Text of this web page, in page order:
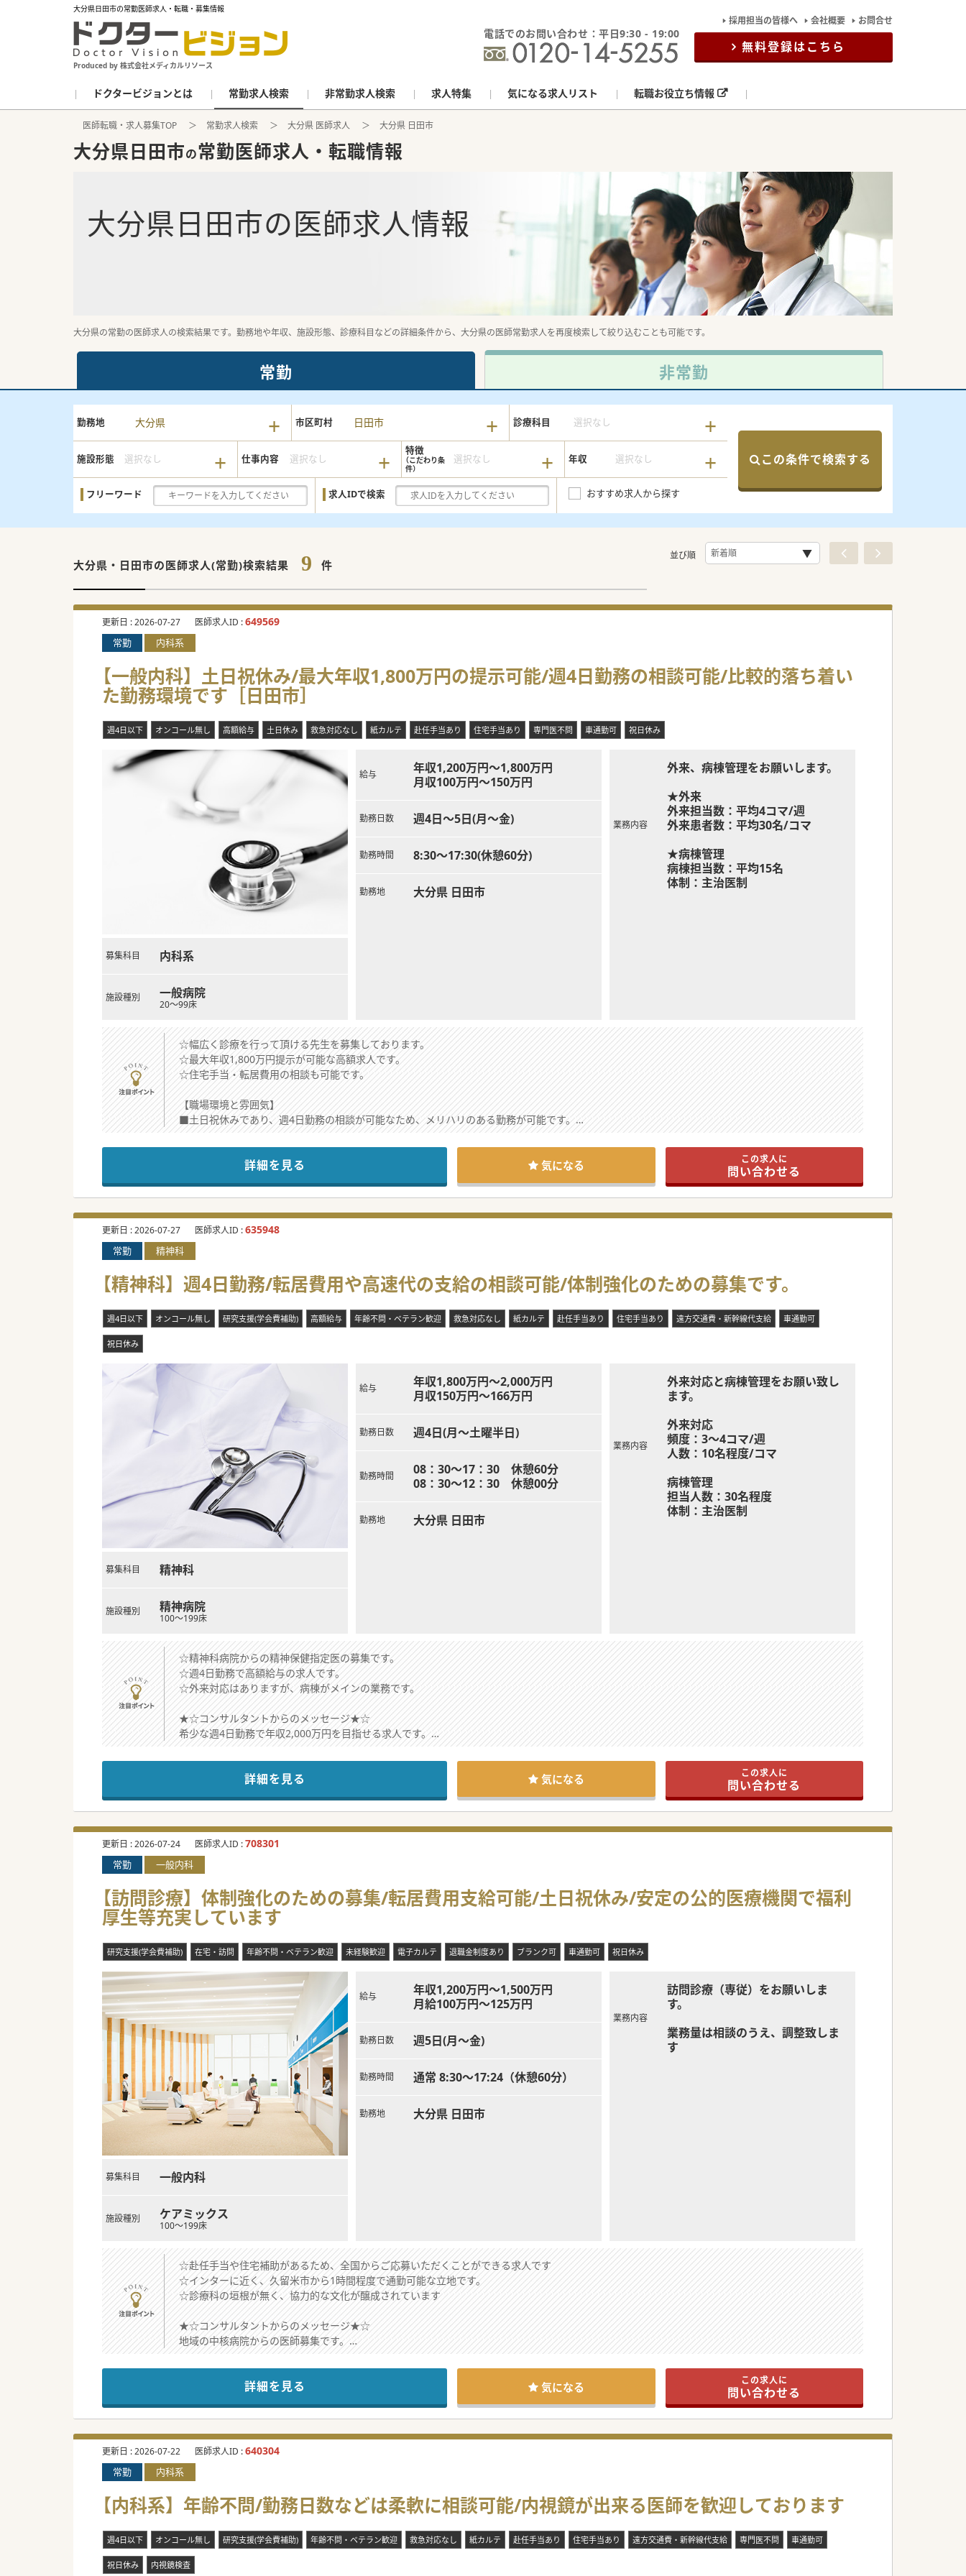
大分県日田市の常勤医師求人・転職・募集情報
Produced by 株式会社メディカルリソース
電話でのお問い合わせ：平日9:30 - 19:00
採用担当の皆様へ 会社概要 お問合せ
無料登録はこちら
ドクタービジョンとは 常勤求人検索 非常勤求人検索 求人特集 気になる求人リスト 転職お役立ち情報
医師転職・求人募集TOP 常勤求人検索 大分県 医師求人 大分県 日田市
大分県日田市の常勤医師求人・転職情報
大分県日田市の医師求人情報
大分県の常勤の医師求人の検索結果です。勤務地や年収、施設形態、診療科目などの詳細条件から、大分県の医師常勤求人を再度検索して絞り込むことも可能です。
常勤 非常勤
勤務地 大分県 市区町村 日田市 診療科目 選択なし
施設形態 選択なし 仕事内容 選択なし
特徴
選択なし 年収 選択なし
フリーワード 求人IDで検索 おすすめ求人から探す
この条件で検索する
大分県・日田市の医師求人(常勤)検索結果 9 件
並び順
更新日 :2026-07-27 医師求人ID :649569
常勤 内科系
【一般内科】土日祝休み/最大年収1,800万円の提示可能/週4日勤務の相談可能/比較的落ち着い
た勤務環境です［日田市］
週4日以下 オンコール無し 高額給与 土日休み 救急対応なし 紙カルテ 赴任手当あり 住宅手当あり 専門医不問 車通勤可 祝日休み
募集科目 内科系
施設種別 一般病院
20～99床
給与
年収1,200万円～1,800万円
月収100万円～150万円
勤務日数 週4日～5日(月～金)
勤務時間 8:30～17:30(休憩60分)
勤務地 大分県 日田市
業務内容
外来、病棟管理をお願いします。
★外来
外来担当数：平均4コマ/週
外来患者数：平均30名/コマ
★病棟管理
病棟担当数：平均15名
体制：主治医制
☆幅広く診療を行って頂ける先生を募集しております。
☆最大年収1,800万円提示が可能な高額求人です。
☆住宅手当・転居費用の相談も可能です。
【職場環境と雰囲気】
■土日祝休みであり、週4日勤務の相談が可能なため、メリハリのある勤務が可能です。
■病床数は50床未満となっており、一人一人の患者様にじっくり向き合える環境です。
■内科の医師にとって幅広い診療経験が積めることでスキルアップの機会を提供しております。
【募集背景】
■ご高齢の方がメインで幅広い疾患の診療に関わっていただける内科系の常勤医師を募集しております。
■各専門の内科医師の方々の力をお借りし、更なる患者さまへのサービス向上を目指しております。
■在宅医療や介護分野にも注力しており、在宅医療に興味がある医師をお待ちしております。
【やりがい】
います。
■業務内容は比較的落ち着いており、一人一人の患者様にじっくり向き合える環境です。
#秋入職可
詳細を見る 気になる この求人に
問い合わせる
更新日 :2026-07-27 医師求人ID :635948
常勤 精神科
【精神科】週4日勤務/転居費用や高速代の支給の相談可能/体制強化のための募集です。
週4日以下 オンコール無し 研究支援(学会費補助) 高額給与 年齢不問・ベテラン歓迎 救急対応なし 紙カルテ 赴任手当あり 住宅手当あり 遠方交通費・新幹線代支給 車通勤可
祝日休み
募集科目 精神科
施設種別 精神病院
100～199床
給与
年収1,800万円～2,000万円
月収150万円～166万円
勤務日数 週4日(月～土曜半日)
勤務時間
08：30～17：30 休憩60分
08：30～12：30 休憩00分
勤務地 大分県 日田市
業務内容
外来対応と病棟管理をお願い致し
ます。
外来対応
頻度：3～4コマ/週
人数：10名程度/コマ
病棟管理
担当人数：30名程度
体制：主治医制
☆精神科病院からの精神保健指定医の募集です。
☆週4日勤務で高額給与の求人です。
☆外来対応はありますが、病棟がメインの業務です。
★☆コンサルタントからのメッセージ★☆
希少な週4日勤務で年収2,000万円を目指せる求人です。
遠方から来られる方には高速代の支給や転居費用のご相談が可能です。
比較的ゆったり勤務のため、セカンドキャリアにもオススメの求人です。
少しでもご興味がございましたら、お気軽にお問合せください。
#秋入職可
詳細を見る 気になる この求人に
問い合わせる
更新日 :2026-07-24 医師求人ID :708301
常勤 一般内科
【訪問診療】体制強化のための募集/転居費用支給可能/土日祝休み/安定の公的医療機関で福利
厚生等充実しています
研究支援(学会費補助) 在宅・訪問 年齢不問・ベテラン歓迎 未経験歓迎 電子カルテ 退職金制度あり ブランク可 車通勤可 祝日休み
募集科目 一般内科
施設種別 ケアミックス
100～199床
給与
年収1,200万円～1,500万円
月給100万円～125万円
勤務日数 週5日(月～金)
勤務時間 通常 8:30～17:24（休憩60分）
勤務地 大分県 日田市
業務内容
訪問診療（専従）をお願いしま
す。
業務量は相談のうえ、調整致しま
す
☆赴任手当や住宅補助があるため、全国からご応募いただくことができる求人です
☆インターに近く、久留米市から1時間程度で通勤可能な立地です。
☆診療科の垣根が無く、協力的な文化が醸成されています
★☆コンサルタントからのメッセージ★☆
地域の中核病院からの医師募集です。
急性期機能を担う医療機関ですが、通院できない患者様に対応すべく、訪問診療にも注力しています。
万が一急変があれば、病院の一般病棟や地域包括ケア病棟を使うことができますし、
オンコールも病院にて対応することが相談できます。
診療スケジュールも医療機関主導で決めることができるため、子育て中の先生にも働きやすい求人としておすすめです。
少しでもご興味がございましたら、お気軽にお問合せください。
詳細を見る 気になる この求人に
問い合わせる
更新日 :2026-07-22 医師求人ID :640304
常勤 内科系
【内科系】年齢不問/勤務日数などは柔軟に相談可能/内視鏡が出来る医師を歓迎しております
週4日以下 オンコール無し 研究支援(学会費補助) 年齢不問・ベテラン歓迎 救急対応なし 紙カルテ 赴任手当あり 住宅手当あり 遠方交通費・新幹線代支給 専門医不問 車通勤可
祝日休み 内視鏡検査